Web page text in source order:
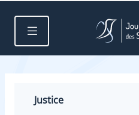
Justice